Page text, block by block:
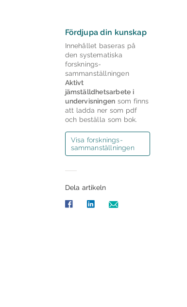
Fördjupa din kunskap
Innehållet baseras på
den systematiska
forsknings­
sammanställningen
Aktivt
jämställdhetsarbete i
undervisningen som finns
att ladda ner som pdf
och beställa som bok.
Visa forsknings­
sammanställningen
Dela artikeln